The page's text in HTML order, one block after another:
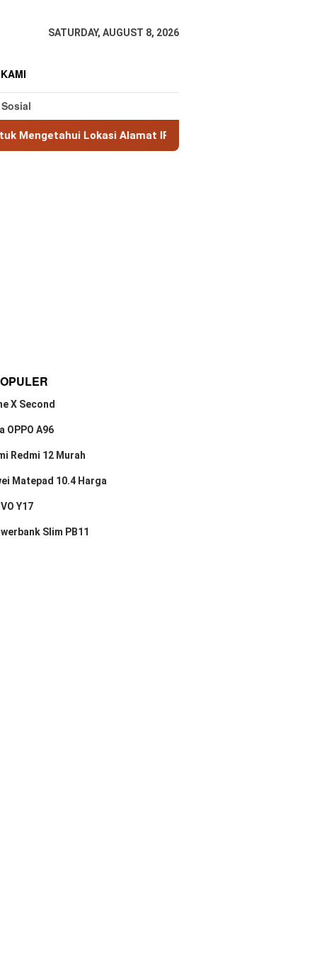
SATURDAY, AUGUST 8, 2026
Alamat IP MaxMind GeoLite: Database
X Second
OPPO A96
Redmi 12 Murah
Matepad 10.4 Harga
Y17
Slim PB11